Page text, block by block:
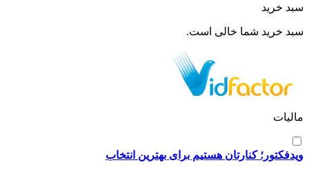
سبد خرید
سبد خرید شما خالی است.
مالیات
ویدفکتور؛ کنارتان هستیم برای بهترین انتخاب